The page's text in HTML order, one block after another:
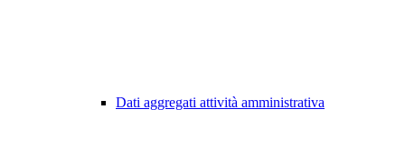
Dati aggregati attività amministrativa